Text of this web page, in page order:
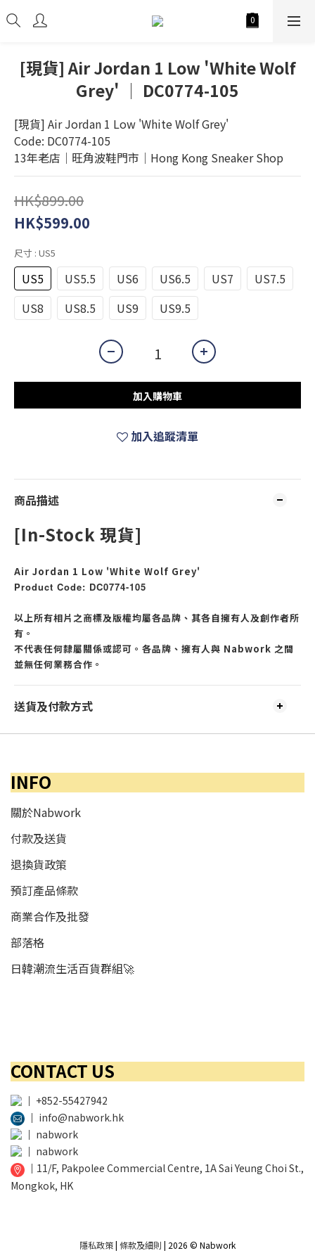
[現貨] Air Jordan 1 Low 'White Wolf
Grey' │ DC0774-105
[現貨] Air Jordan 1 Low 'White Wolf Grey'
Code: DC0774-105
13年老店│旺角波鞋門市│Hong Kong Sneaker Shop
HK$899.00
HK$599.00
尺寸 : US5
US5 US5.5 US6 US6.5 US7
US7.5
US8
US8.5 US9 US9.5
加入購物車
加入追蹤清單
商品描述
[In-Stock 現貨]
Air Jordan 1 Low 'White Wolf Grey'
Product Code: DC0774-105
以上所有相片之商標及版權均屬各品牌、其各自擁有人及創作者所
有。
不代表任何隸屬關係或認可。各品牌、擁有人與 Nabwork 之間
並無任何業務合作。
送貨及付款方式
INFO
關於Nabwork
付款及送貨
退換貨政策
預訂產品條款
商業合作及批發
部落格
日韓潮流生活百貨群組🚀
CONTACT US
│ +852-55427942
│ info@nabwork.hk
│ nabwork
│ nabwork
│ 11/F, Pakpolee Commercial Centre, 1A Sai Yeung Choi St.,
Mongkok, HK
隱私政策| 條款及細則 | 2026 © Nabwork